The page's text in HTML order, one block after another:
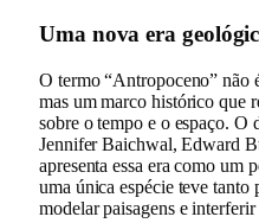
Uma nova era
O termo “Antropoceno” não
mas um marco histórico que
sobre o tempo e o espaço.
Jennifer Baichwal, Edward
apresenta essa era como um
uma única espécie teve tanto
modelar paisagens e